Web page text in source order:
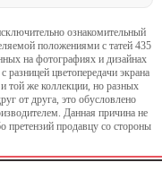
ознакомительный
положениями с татей 435
на фотографиях и дизайнах
разницей цветопередачи экрана
той же коллекции, но разных
от друга, это обусловлено
Данная причина не
претензий продавцу со стороны